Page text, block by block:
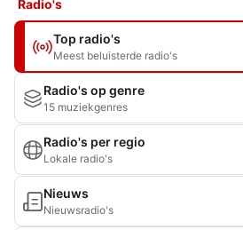
Radio's
Top radio's
Meest beluisterde radio's
Radio's op genre
15 muziekgenres
Radio's per regio
Lokale radio's
Nieuws
Nieuwsradio's